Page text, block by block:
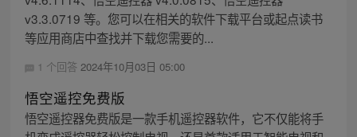
v3.3.0719 等。您可以在相关的软件下载平台或起点读书
等应用商店中查找并下载您需要的...
1 个回答 2024年10月03日 05:00
悟空遥控免费版
悟空遥控器免费版是一款手机遥控器软件，它不仅能将手